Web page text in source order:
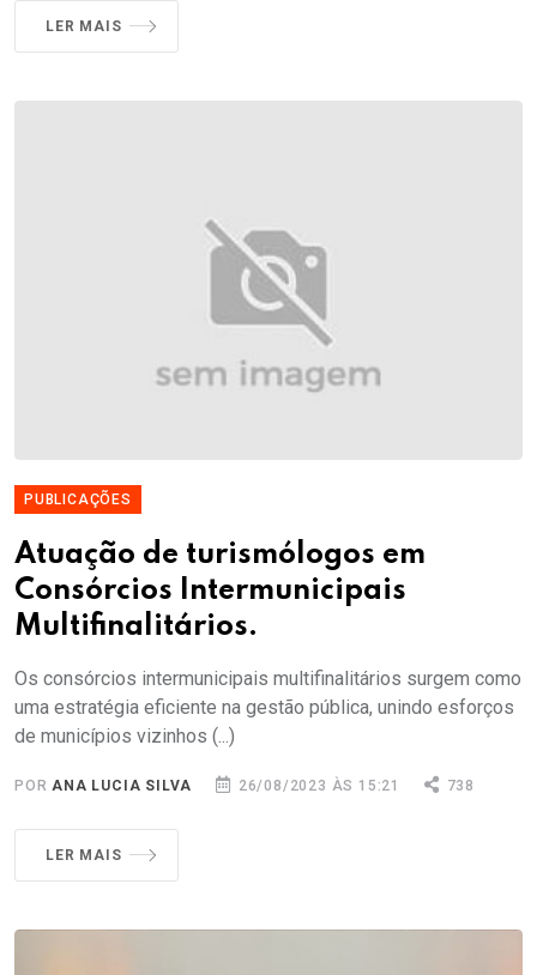
LER MAIS
PUBLICAÇÕES
Atuação de turismólogos em
Consórcios Intermunicipais
Multifinalitários.
Os consórcios intermunicipais multifinalitários surgem como
uma estratégia eficiente na gestão pública, unindo esforços
de municípios vizinhos (...)
PORANA LUCIA SILVA 26/08/2023 ÀS 15:21 738
LER MAIS